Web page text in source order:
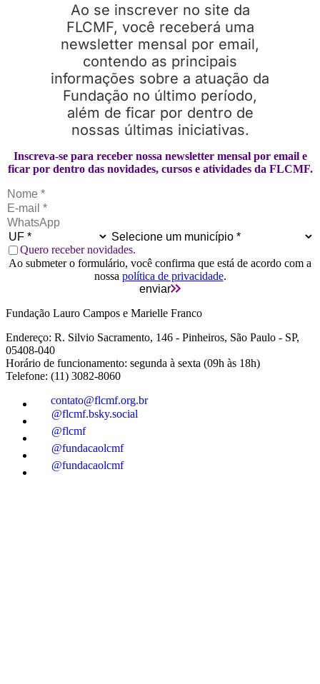
Inscreva-se para receber nossa newsletter mensal por email e
ficar por dentro das novidades, cursos e atividades da FLCMF.
Quero receber novidades.
Ao submeter o formulário, você confirma que está de acordo com a
nossa política de privacidade.
enviar
Ao se inscrever no site da
FLCMF, você receberá uma
newsletter mensal por email,
contendo as principais
informações sobre a atuação da
Fundação no último período,
além de ficar por dentro de
nossas últimas iniciativas.
Fundação Lauro Campos e Marielle Franco
Endereço: R. Silvio Sacramento, 146 - Pinheiros, São Paulo - SP,
05408-040
Horário de funcionamento: segunda à sexta (09h às 18h)
Telefone: (11) 3082-8060
contato@flcmf.org.br
@flcmf.bsky.social
@flcmf
@fundacaolcmf
@fundacaolcmf